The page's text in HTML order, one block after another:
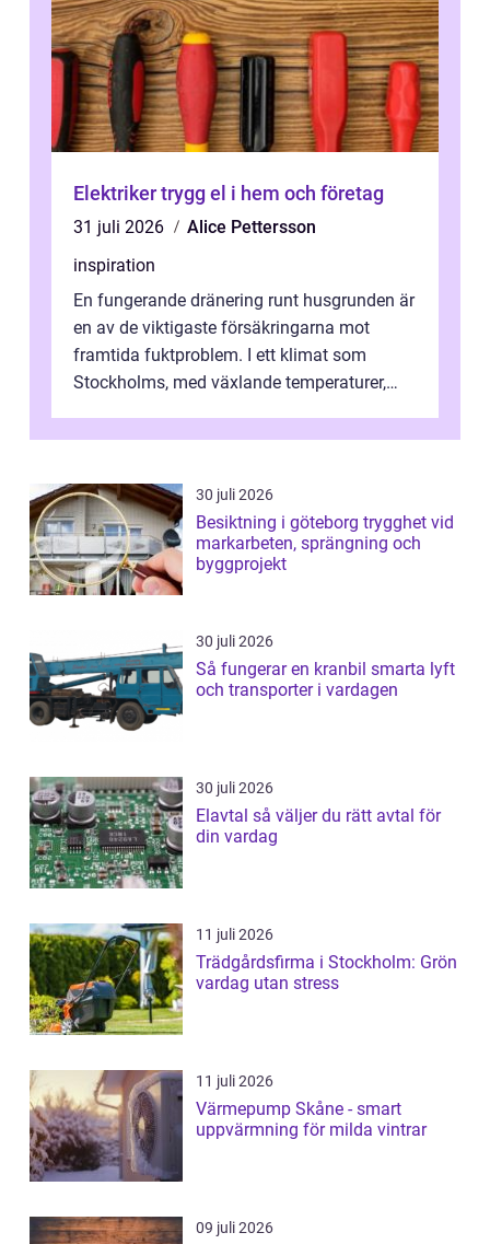
Elektriker trygg el i hem och företag
31 juli 2026
Alice Pettersson
inspiration
En fungerande dränering runt husgrunden är
en av de viktigaste försäkringarna mot
framtida fuktproblem. I ett klimat som
Stockholms, med växlande temperaturer,
30 juli 2026
Besiktning i göteborg trygghet vid
markarbeten, sprängning och
byggprojekt
30 juli 2026
Så fungerar en kranbil smarta lyft
och transporter i vardagen
30 juli 2026
Elavtal så väljer du rätt avtal för
din vardag
11 juli 2026
Trädgårdsfirma i Stockholm: Grön
vardag utan stress
11 juli 2026
Värmepump Skåne - smart
uppvärmning för milda vintrar
09 juli 2026